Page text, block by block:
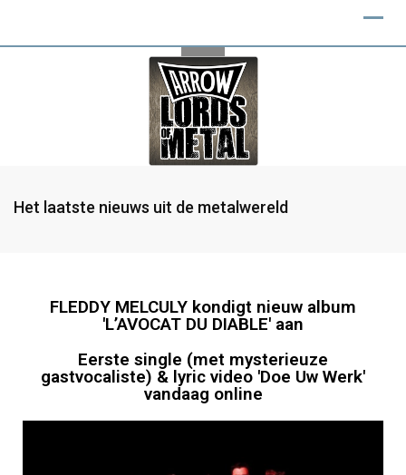
Het laatste nieuws uit de metalwereld
FLEDDY MELCULY kondigt nieuw album
'L’AVOCAT DU DIABLE' aan
Eerste single (met mysterieuze
gastvocaliste) & lyric video 'Doe Uw Werk'
vandaag online